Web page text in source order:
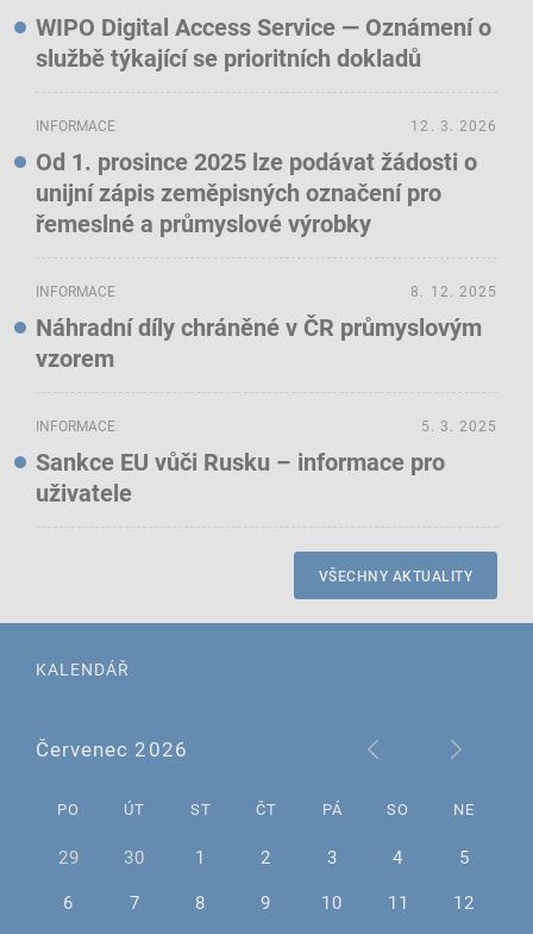
WIPO Digital Access Service — Oznámení o
službě týkající se prioritních dokladů
INFORMACE
Od 1. prosince 2025 lze podávat žádosti o
unijní zápis zeměpisných označení pro
řemeslné a průmyslové výrobky
12. 3. 2026
INFORMACE
Náhradní díly chráněné v ČR průmyslovým
vzorem
8. 12. 2025
INFORMACE
Sankce EU vůči Rusku – informace pro
uživatele
5. 3. 2025
VŠECHNY AKTUALITY
KALENDÁŘ
Červenec 2026
PO ÚT ST ČT PÁ SO NE
29 30 1 2 3 4
5
6
7 8 9 10 11
12